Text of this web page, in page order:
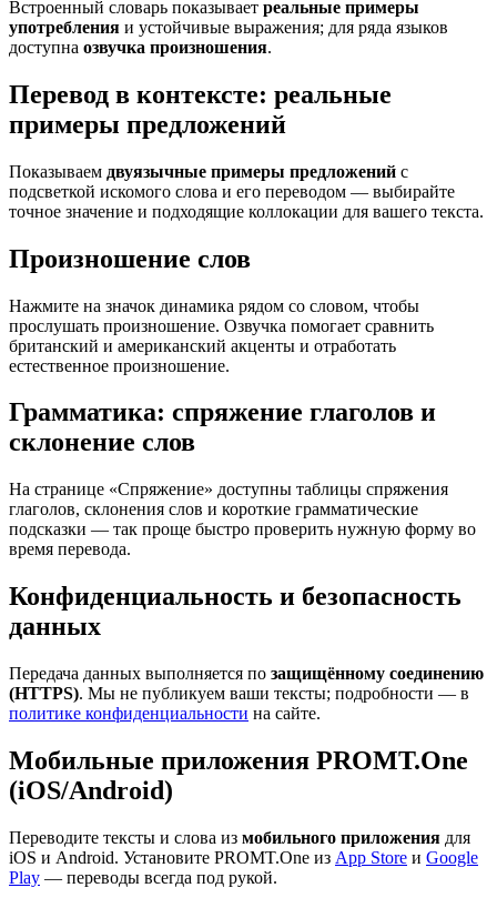
Встроенный словарь показывает реальные примеры
употребления и устойчивые выражения; для ряда языков
доступна озвучка произношения.
Перевод в контексте: реальные
примеры предложений
Показываем двуязычные примеры предложений с
подсветкой искомого слова и его переводом — выбирайте
точное значение и подходящие коллокации для вашего текста.
Произношение слов
Нажмите на значок динамика рядом со словом, чтобы
прослушать произношение. Озвучка помогает сравнить
британский и американский акценты и отработать
естественное произношение.
Грамматика: спряжение глаголов и
склонение слов
На странице «Спряжение» доступны таблицы спряжения
глаголов, склонения слов и короткие грамматические
подсказки — так проще быстро проверить нужную форму во
время перевода.
Конфиденциальность и безопасность
данных
Передача данных выполняется по защищённому соединению
(HTTPS). Мы не публикуем ваши тексты; подробности — в
политике конфиденциальности на сайте.
Мобильные приложения PROMT.One
(iOS/Android)
Переводите тексты и слова из мобильного приложения для
iOS и Android. Установите PROMT.One из App Store и Google
Play — переводы всегда под рукой.